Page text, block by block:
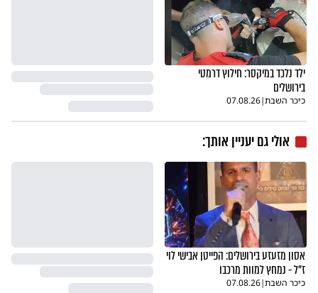
ילד נלכד במיקסר: חילוץ דרמטי
בירושלים
כיכר השבת|
07.08.26
אולי גם יעניין אותך:
אסון מזעזע בירושלים: הפייטן אבישי לוי
ז"ל - נמחץ למוות מרכבו
כיכר השבת|
07.08.26